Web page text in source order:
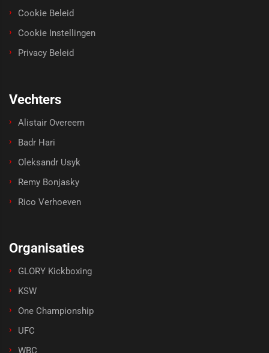
Cookie Beleid
Cookie Instellingen
Privacy Beleid
Vechters
Alistair Overeem
Badr Hari
Oleksandr Usyk
Remy Bonjasky
Rico Verhoeven
Organisaties
GLORY Kickboxing
KSW
One Championship
UFC
WBC